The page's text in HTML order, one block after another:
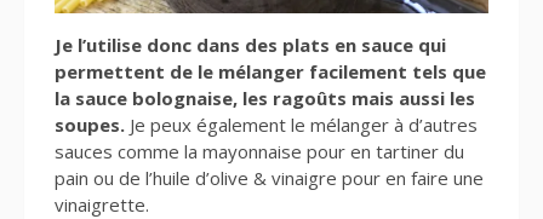
Je l’utilise donc dans des plats en sauce qui
permettent de le mélanger facilement tels que
la sauce bolognaise, les ragoûts mais aussi les
soupes. Je peux également le mélanger à d’autres
sauces comme la mayonnaise pour en tartiner du
pain ou de l’huile d’olive & vinaigre pour en faire une
vinaigrette.